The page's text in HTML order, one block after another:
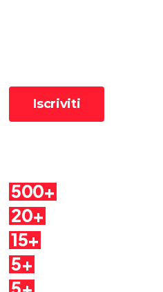
500+
20+
15+
5+